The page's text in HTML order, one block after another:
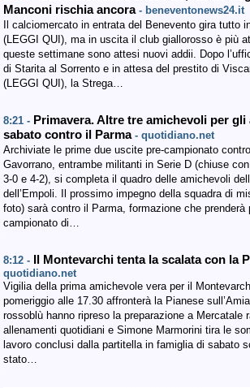
Manconi rischia ancora - beneventonews24.it
Il calciomercato in entrata del Benevento gira tutto
(LEGGI QUI), ma in uscita il club giallorosso è più
queste settimane sono attesi nuovi addii. Dopo
di Starita al Sorrento e in attesa del prestito di
(LEGGI QUI), la Strega…
8:21 - Primavera. Altre tre amichevoli per
sabato contro il Parma - quotidiano.net
Archiviate le prime due uscite pre-campionato
Gavorrano, entrambe militanti in Serie D (chiuse
3-0 e 4-2), si completa il quadro delle amichevoli
dell’Empoli. Il prossimo impegno della squadra di
foto) sarà contro il Parma, formazione che prenderà
campionato di…
8:12 - Il Montevarchi tenta la scalata con la
quotidiano.net
Vigilia della prima amichevole vera per il
pomeriggio alle 17.30 affronterà la Pianese
rossoblù hanno ripreso la preparazione a Mercatale
allenamenti quotidiani e Simone Marmorini tira le
lavoro conclusi dalla partitella in famiglia di sabato
stato…